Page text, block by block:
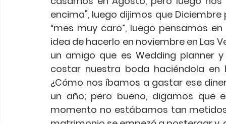
encima", luego dijimos que
“mes muy caro”, luego pensamos
idea de hacerlo en noviembre en Las
un amigo que es Wedding planner
costar nuestra boda haciéndola en
¿Cómo nos íbamos a gastar ese
un año; pero bueno, digamos que
momento no estábamos tan